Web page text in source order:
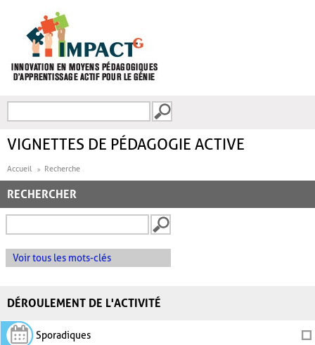
FORMULAIRE DE
VIGNETTES DE PÉDAGOGIE ACTIVE
Accueil Recherche
RECHERCHER
Voir tous les mots-clés
DÉROULEMENT DE L'ACTIVITÉ
Sporadiques